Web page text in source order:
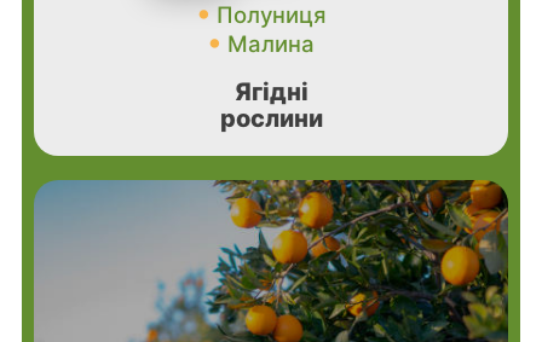
Полуниця
Малина
Ягідні
рослини